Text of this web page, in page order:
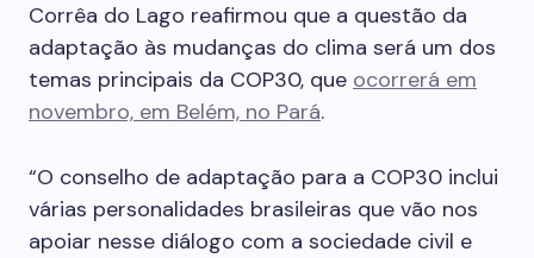
Corrêa do Lago reafirmou que a questão da
adaptação às mudanças do clima será um dos
temas principais da COP30, que ocorrerá em
novembro, em Belém, no Pará.
“O conselho de adaptação para a COP30 inclui
várias personalidades brasileiras que vão nos
apoiar nesse diálogo com a sociedade civil e